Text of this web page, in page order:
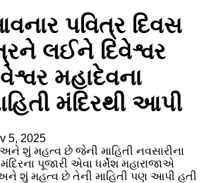
પવિત્ર દિવસ
લઈને દિવેશ્વર
મહાદેવના
મંદિરથી આપી
5, 2025
શું મહત્વ છે જેની માહિતી નવસારીના
પૂજારી એવા ધર્મેશ મહારાજાએ
અને શું મહત્વ છે તેની માહિતી પણ આપી હતી